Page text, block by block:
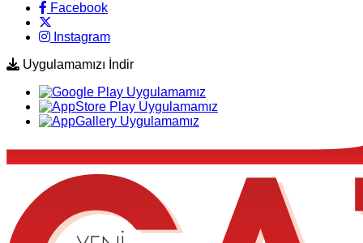
Facebook
Instagram
Uygulamamızı İndir